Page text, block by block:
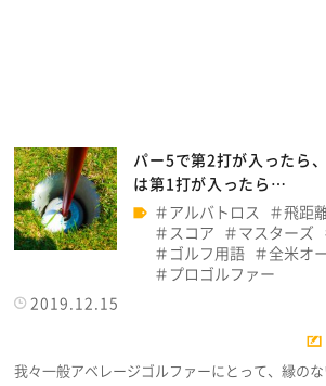
パー5で第2打が入ったら
は第1打が入ったら…
アルバトロス
飛距
スコア
マスターズ
ゴルフ用語
全米オ
プロゴルファー
2019.12.15
我々一般アベレージゴルファーにとって、縁の